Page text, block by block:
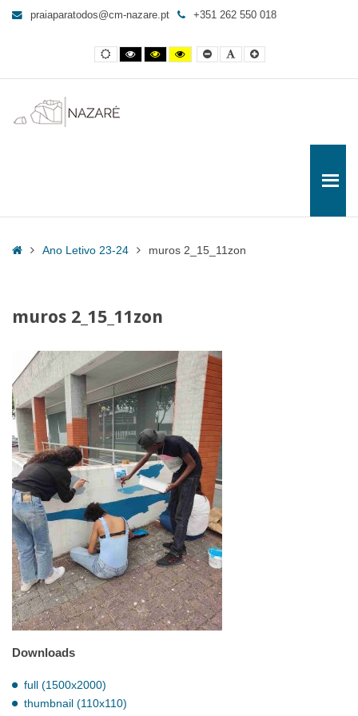
para
praiaparatodos@cm-nazare.pt +351 262 550 018
Contraste
normal
Contraste
preto
branco
Contraste
preto
amarelo
Yellow
and
contrast
Smaller
Font
Letra
por
Letra
maior
HomeAno Letivo 23-24 muros 2_15_11zon
muros 2_15_11zon
Downloads
full (1500x2000)
thumbnail (110x110)